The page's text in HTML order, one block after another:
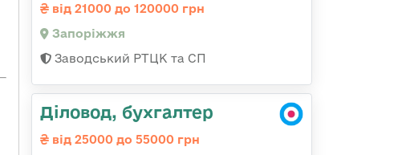
від 21000 до 120000 грн
Запоріжжя
Заводський РТЦК та СП
Діловод, бухгалтер
від 25000 до 55000 грн